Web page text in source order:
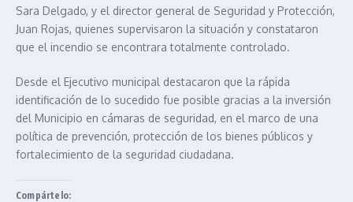
Sara Delgado, y el director general de Seguridad y Protección,
Juan Rojas, quienes supervisaron la situación y constataron
que el incendio se encontrara totalmente controlado.
Desde el Ejecutivo municipal destacaron que la rápida
identificación de lo sucedido fue posible gracias a la inversión
del Municipio en cámaras de seguridad, en el marco de una
política de prevención, protección de los bienes públicos y
fortalecimiento de la seguridad ciudadana.
Compártelo: